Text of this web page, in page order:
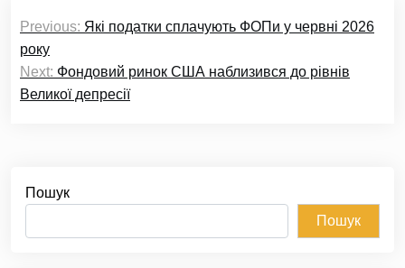
записів
Previous: Які податки сплачують ФОПи у червні 2026
року
Next: Фондовий ринок США наблизився до рівнів
Великої депресії
Пошук
Пошук